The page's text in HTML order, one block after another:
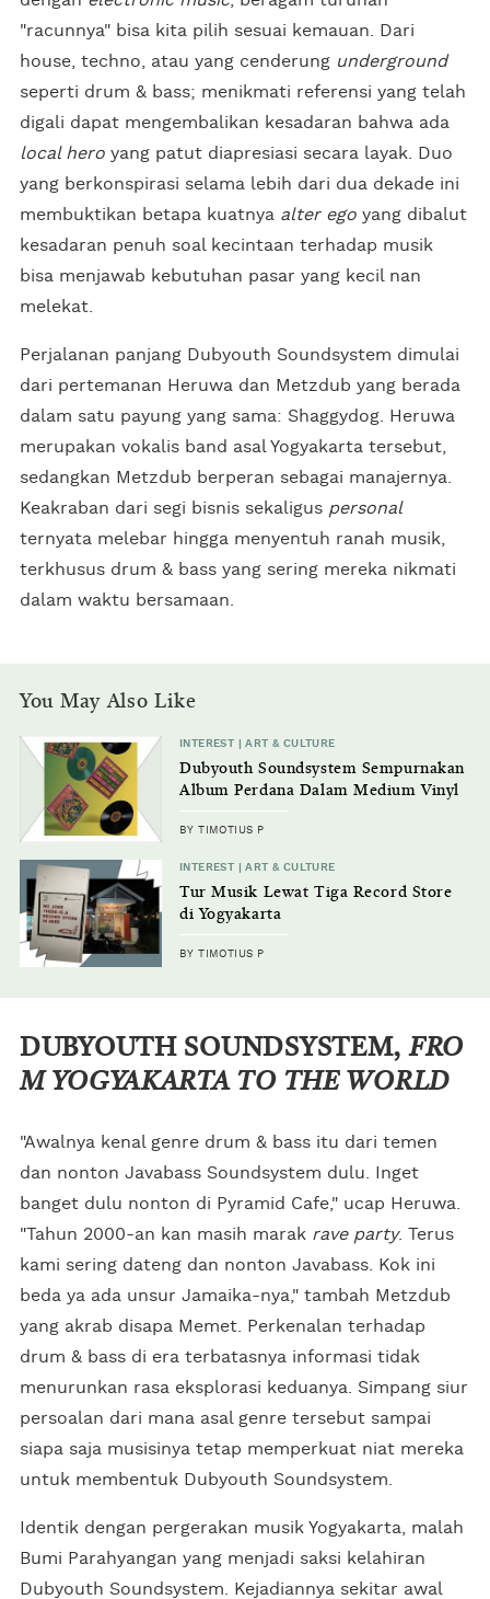
"racunnya" bisa kita pilih sesuai kemauan. Dari
house, techno, atau yang cenderung underground
seperti drum & bass; menikmati referensi yang telah
digali dapat mengembalikan kesadaran bahwa ada
local hero yang patut diapresiasi secara layak. Duo
yang berkonspirasi selama lebih dari dua dekade ini
membuktikan betapa kuatnya alter ego yang dibalut
kesadaran penuh soal kecintaan terhadap musik
bisa menjawab kebutuhan pasar yang kecil nan
melekat.
Perjalanan panjang Dubyouth Soundsystem dimulai
dari pertemanan Heruwa dan Metzdub yang berada
dalam satu payung yang sama: Shaggydog. Heruwa
merupakan vokalis band asal Yogyakarta tersebut,
sedangkan Metzdub berperan sebagai manajernya.
Keakraban dari segi bisnis sekaligus personal
ternyata melebar hingga menyentuh ranah musik,
terkhusus drum & bass yang sering mereka nikmati
dalam waktu bersamaan.
You May Also Like
INTEREST | ART & CULTURE
Dubyouth Soundsystem Sempurnakan
Album Perdana Dalam Medium Vinyl
BY TIMOTIUS P
INTEREST | ART & CULTURE
Tur Musik Lewat Tiga Record Store
di Yogyakarta
BY TIMOTIUS P
DUBYOUTH SOUNDSYSTEM,FRO
M YOGYAKARTA TO THE WORLD
"Awalnya kenal genre drum & bass itu dari temen
dan nonton Javabass Soundsystem dulu. Inget
banget dulu nonton di Pyramid Cafe," ucap Heruwa.
"Tahun 2000-an kan masih marak rave party. Terus
kami sering dateng dan nonton Javabass. Kok ini
beda ya ada unsur Jamaika-nya," tambah Metzdub
yang akrab disapa Memet. Perkenalan terhadap
drum & bass di era terbatasnya informasi tidak
menurunkan rasa eksplorasi keduanya. Simpang siur
persoalan dari mana asal genre tersebut sampai
siapa saja musisinya tetap memperkuat niat mereka
untuk membentuk Dubyouth Soundsystem.
Identik dengan pergerakan musik Yogyakarta, malah
Bumi Parahyangan yang menjadi saksi kelahiran
Dubyouth Soundsystem. Kejadiannya sekitar awal